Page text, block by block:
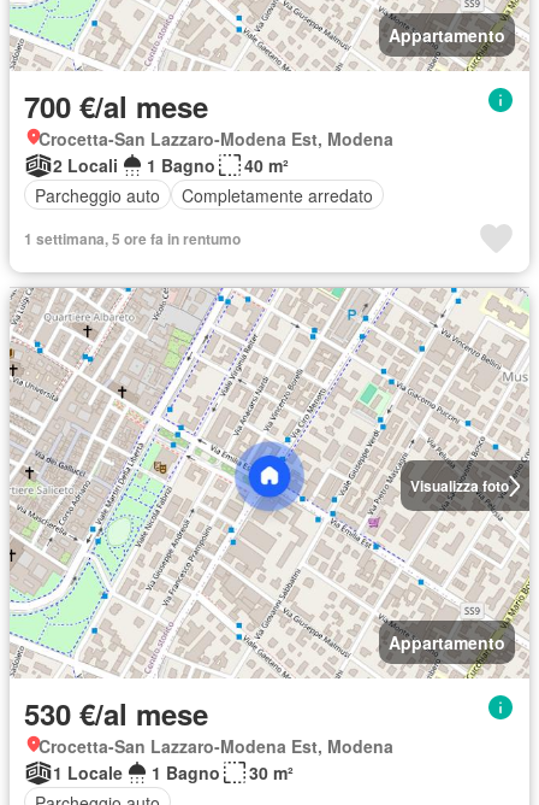
Appartamento
700 €/al mese
Crocetta-San Lazzaro-Modena Est, Modena
2 Locali
1 Bagno
40 m²
Parcheggio auto
Completamente arredato
1 settimana, 5 ore fa in rentumo
Visualizza foto
Appartamento
530 €/al mese
Crocetta-San Lazzaro-Modena Est, Modena
1 Locale
1 Bagno
30 m²